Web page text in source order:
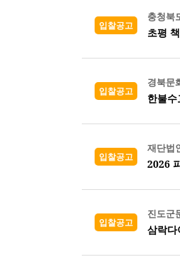
입찰공고
충청북
초평
입찰공고
경북문
한불
입찰공고
재단법
2026
입찰공고
진도군
삼락다